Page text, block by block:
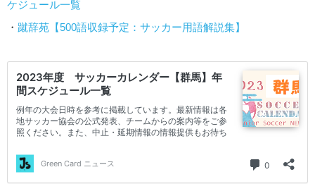
ケジュール一覧
・ 蹴辞苑【500語収録予定：サッカー用語解説集】